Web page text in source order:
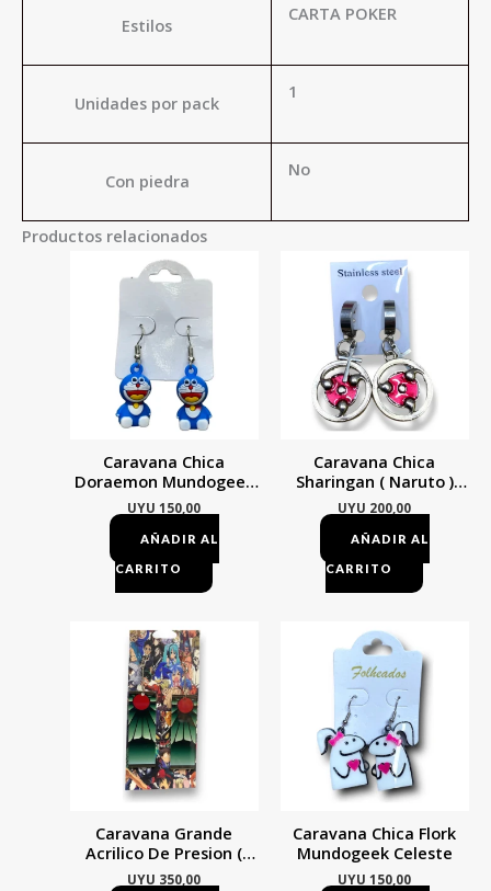
Estilos
CARTA POKER
Unidades por pack
1
Con piedra
No
Productos relacionados
Caravana Chica
Doraemon Mundogeek
Azul
UYU 150,00
AÑADIR AL
CARRITO
Caravana Chica
Sharingan ( Naruto )
Mundogeek Rosa
UYU 200,00
AÑADIR AL
CARRITO
Caravana Grande
Acrilico De Presion (
Demon Slayer
UYU 350,00
Caravana Chica Flork
Mundogeek Celeste
UYU 150,00